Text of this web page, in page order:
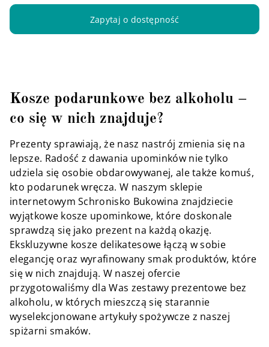
Kosze podarunkowe bez alkoholu –
co się w nich znajduje?
Prezenty sprawiają, że nasz nastrój zmienia się na
lepsze. Radość z dawania upominków nie tylko
udziela się osobie obdarowywanej, ale także komuś,
kto podarunek wręcza. W naszym sklepie
internetowym Schronisko Bukowina znajdziecie
wyjątkowe kosze upominkowe, które doskonale
sprawdzą się jako prezent na każdą okazję.
Ekskluzywne kosze delikatesowe łączą w sobie
elegancję oraz wyrafinowany smak produktów, które
się w nich znajdują. W naszej ofercie
przygotowaliśmy dla Was zestawy prezentowe bez
alkoholu, w których mieszczą się starannie
wyselekcjonowane artykuły spożywcze z naszej
spiżarni smaków.
Zapytaj o dostępność